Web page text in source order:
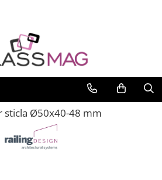
sticla Ø50x40-48 mm